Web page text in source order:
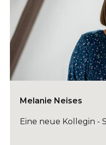
Melanie Neises
Eine neue Kollegin -